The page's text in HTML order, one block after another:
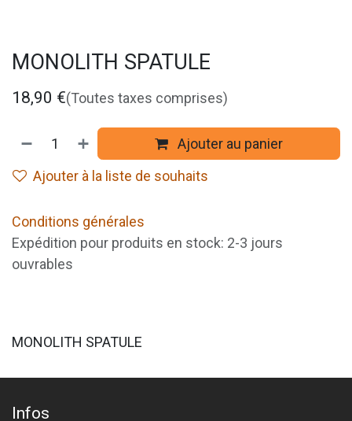
MONOLITH SPATULE
18,90 €(Toutes taxes comprises)
Ajouter au panier
Ajouter à la liste de souhaits
Conditions générales
Expédition pour produits en stock: 2-3 jours
ouvrables
MONOLITH SPATULE
Infos